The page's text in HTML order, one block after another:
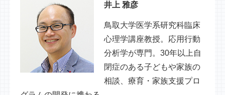
井上 雅彦
鳥取大学医学系研究科臨床
心理学講座教授。応用行動
分析学が専門。30年以上自
閉症のある子どもや家族の
相談、療育・家族支援プロ